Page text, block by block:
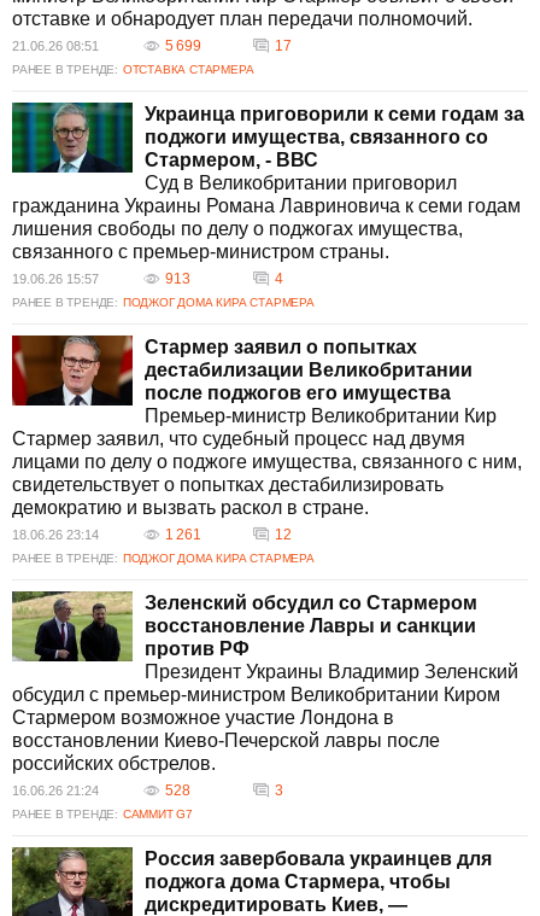
отставке и обнародует план передачи полномочий.
21.06.26 08:51 5 699 17
РАНЕЕ В ТРЕНДЕ: ОТСТАВКА СТАРМЕРА
Украинца приговорили к семи годам за
поджоги имущества, связанного со
Стармером, - ВВС
Суд в Великобритании приговорил
гражданина Украины Романа Лавриновича к семи годам
лишения свободы по делу о поджогах имущества,
связанного с премьер-министром страны.
19.06.26 15:57 913 4
РАНЕЕ В ТРЕНДЕ: ПОДЖОГ ДОМА КИРА СТАРМЕРА
Стармер заявил о попытках
дестабилизации Великобритании
после поджогов его имущества
Премьер-министр Великобритании Кир
Стармер заявил, что судебный процесс над двумя
лицами по делу о поджоге имущества, связанного с ним,
свидетельствует о попытках дестабилизировать
демократию и вызвать раскол в стране.
18.06.26 23:14 1 261 12
РАНЕЕ В ТРЕНДЕ: ПОДЖОГ ДОМА КИРА СТАРМЕРА
Зеленский обсудил со Стармером
восстановление Лавры и санкции
против РФ
Президент Украины Владимир Зеленский
обсудил с премьер-министром Великобритании Киром
Стармером возможное участие Лондона в
восстановлении Киево-Печерской лавры после
российских обстрелов.
16.06.26 21:24 528 3
РАНЕЕ В ТРЕНДЕ: САММИТ G7
Россия завербовала украинцев для
поджога дома Стармера, чтобы
дискредитировать Киев, —